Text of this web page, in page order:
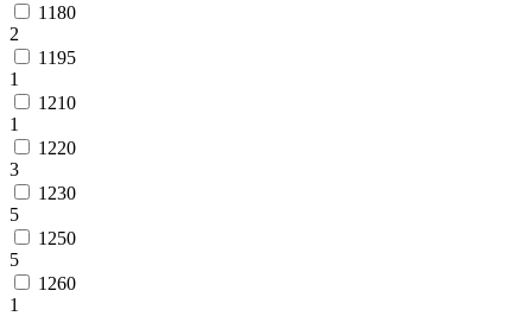
1180
2
1195
1
1210
1
1220
3
1230
5
1250
5
1260
1